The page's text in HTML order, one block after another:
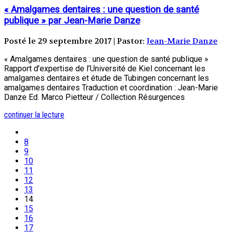
« Amalgames dentaires : une question de santé
publique » par Jean-Marie Danze
Posté le 29 septembre 2017 | Pastor: Jean-Marie Danze
« Amalgames dentaires : une question de santé publique »
Rapport d’expertise de l’Université de Kiel concernant les
amalgames dentaires et étude de Tubingen concernant les
amalgames dentaires Traduction et coordination : Jean-Marie
Danze Ed. Marco Pietteur / Collection Résurgences
continuer la lecture
8
9
10
11
12
13
14
15
16
17